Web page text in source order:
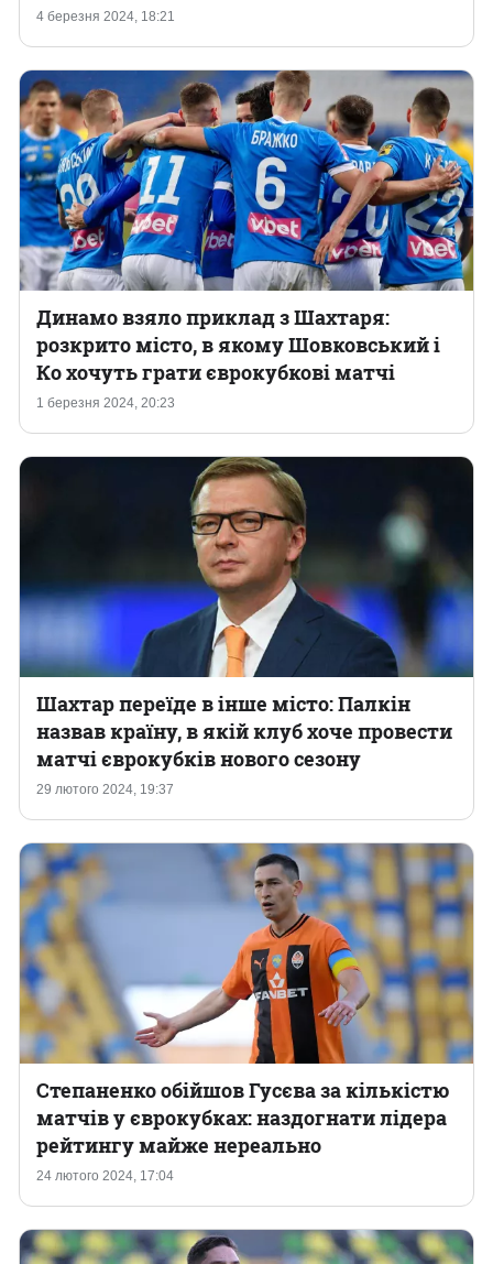
4 березня 2024, 18:21
1 березня 2024, 20:23
Динамо взяло приклад з Шахтаря:
розкрито місто, в якому Шовковський і
Ко хочуть грати єврокубкові матчі
29 лютого 2024, 19:37
Шахтар переїде в інше місто: Палкін
назвав країну, в якій клуб хоче провести
матчі єврокубків нового сезону
24 лютого 2024, 17:04
Степаненко обійшов Гусєва за кількістю
матчів у єврокубках: наздогнати лідера
рейтингу майже нереально